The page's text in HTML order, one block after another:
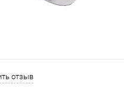
отзыв